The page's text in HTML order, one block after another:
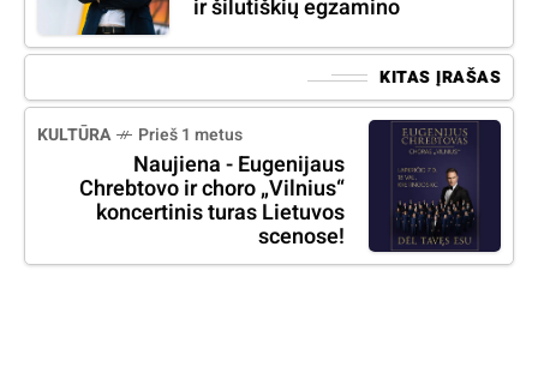
ir šilutiškių egzamino
KITAS ĮRAŠAS
KULTŪRA Prieš 1 metus
Naujiena - Eugenijaus
Chrebtovo ir choro „Vilnius“
koncertinis turas Lietuvos
scenose!